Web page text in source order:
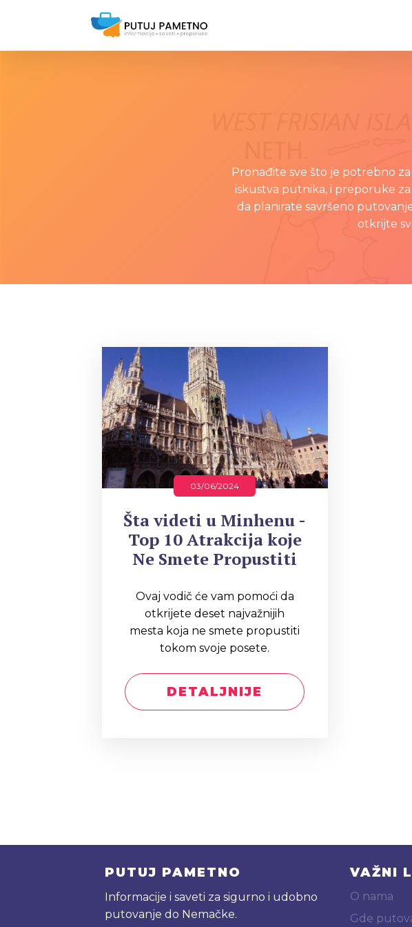
Pronađite sve što je potrebno
iskustva putnika, i preporuke
da planirate savršeno
otkrijte
03/06/2024
Šta videti u Minhenu -
Top 10 Atrakcija koje
Ne Smete Propustiti
Ovaj vodič će vam pomoći da
otkrijete deset najvažnijih
mesta koja ne smete propustiti
tokom svoje posete.
DETALJNIJE
PUTUJ PAMETNO
Informacije i saveti za sigurno i udobno
putovanje do Nemačke.
VAŽNI
O nama
Gde